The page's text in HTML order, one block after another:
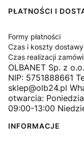
PŁATNOŚCI I
Formy płatności
Czas i koszty dostawy
Czas realizacji
OLBANET Sp. z
NIP: 5751888661
sklep@olb24.pl
otwarcia:
09:00-13:00
INFORMACJE